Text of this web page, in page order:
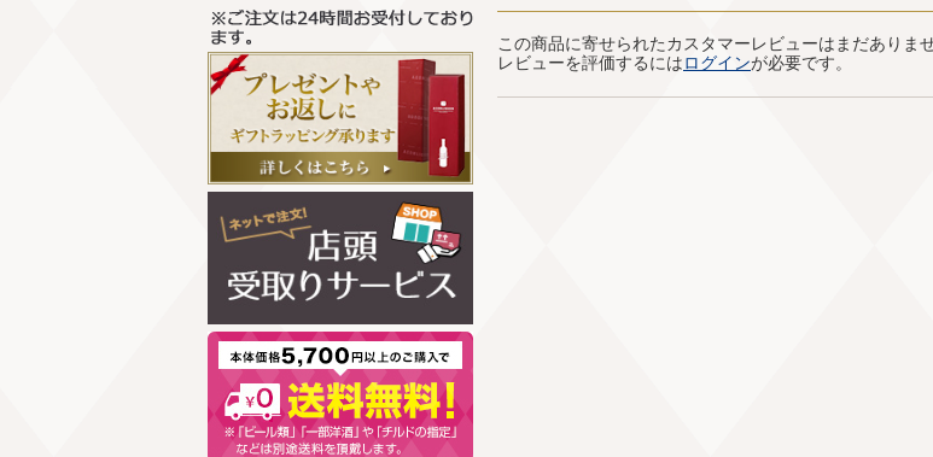
この商品に寄せられたカスタマーレビューはまだありませ
レビューを評価するにはログインが必要です。